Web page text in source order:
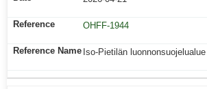
OHFF-1944
Iso-Pietilän luonnonsuojelualue